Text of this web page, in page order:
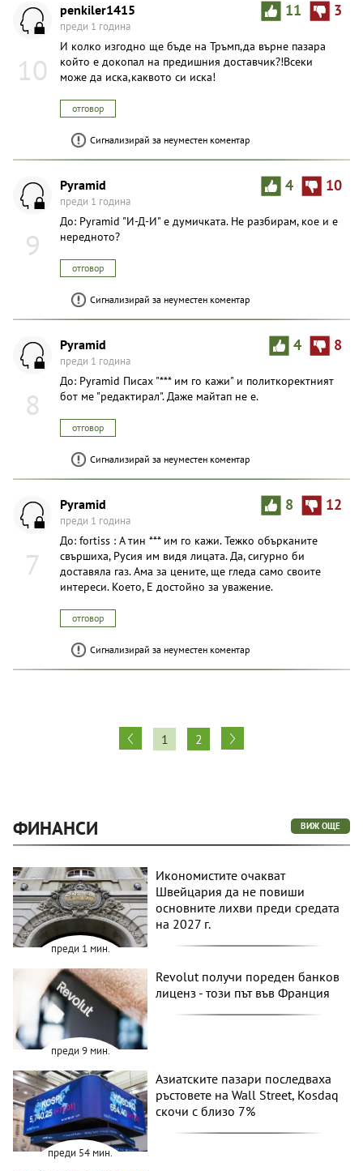
10
11 3
penkiler1415
преди 1 година
И колко изгодно ще бъде на Тръмп,да върне пазара
който е докопал на предишния доставчик?!Всеки
може да иска,каквото си иска!
отговор
Сигнализирай за неуместен коментар
9
4 10
Pyramid
преди 1 година
До: Pyramid "И-Д-И" е думичката. Не разбирам, кое и е
нередното?
отговор
Сигнализирай за неуместен коментар
8
4 8
Pyramid
преди 1 година
До: Pyramid Писах "*** им го кажи" и политкоректният
бот ме "редактирал". Даже майтап не е.
отговор
Сигнализирай за неуместен коментар
7
8 12
Pyramid
преди 1 година
До: fortiss : А тин *** им го кажи. Тежко обърканите
свършиха, Русия им видя лицата. Да, сигурно би
доставяла газ. Ама за цените, ще гледа само своите
интереси. Което, Е достойно за уважение.
отговор
Сигнализирай за неуместен коментар
1 2
ФИНАНСИ ВИЖ ОЩЕ
преди 1 мин.
Икономистите очакват
Швейцария да не повиши
основните лихви преди средата
на 2027 г.
преди 9 мин.
Revolut получи пореден банков
лиценз - този път във Франция
преди 54 мин.
Азиатските пазари последваха
ръстовете на Wall Street, Kosdaq
скочи с близо 7%